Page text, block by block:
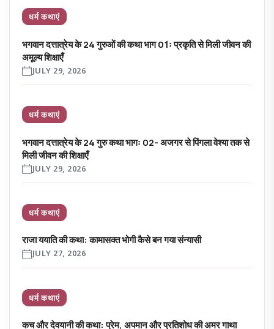
धर्म कथाएं
भगवान दत्तात्रेय के 24 गुरुओं की कथा भाग 01ः प्रकृति से मिली जीवन की
अमूल्य शिक्षाएँ
JULY 29, 2026
धर्म कथाएं
भगवान दत्तात्रेय के 24 गुरु कथा भागः 02- अजगर से पिंगला वेश्या तक से
मिली जीवन की शिक्षाएँ
JULY 29, 2026
धर्म कथाएं
राजा ययाति की कथा: कामासक्त भोगी कैसे बन गया संन्यासी
JULY 27, 2026
धर्म कथाएं
कच और देवयानी की कथा: प्रेम, अपमान और प्रतिशोध की अमर गाथा